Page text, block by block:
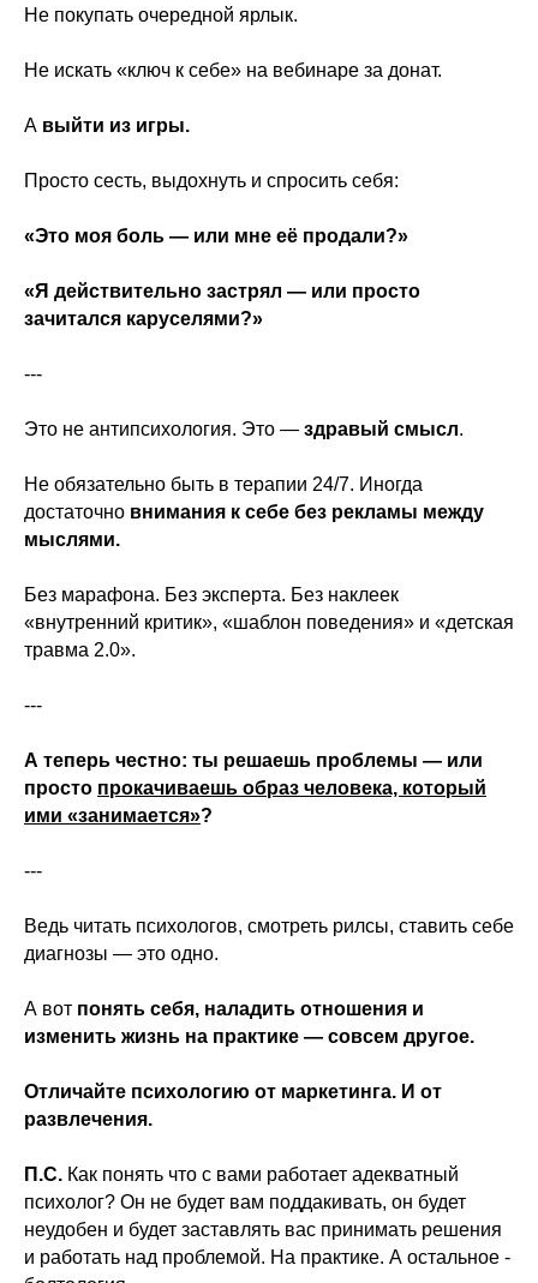
Не покупать очередной ярлык.
Не искать «ключ к себе» на вебинаре за донат.
А выйти из игры.
Просто сесть, выдохнуть и спросить себя:
«Это моя боль — или мне её продали?»
«Я действительно застрял — или просто
зачитался каруселями?»
---
Это не антипсихология. Это — здравый смысл.
Не обязательно быть в терапии 24/7. Иногда
достаточно внимания к себе без рекламы между
мыслями.
Без марафона. Без эксперта. Без наклеек
«внутренний критик», «шаблон поведения» и «детская
травма 2.0».
---
А теперь честно: ты решаешь проблемы — или
просто прокачиваешь образ человека, который
ими «занимается»?
---
Ведь читать психологов, смотреть рилсы, ставить себе
диагнозы — это одно.
А вот понять себя, наладить отношения и
изменить жизнь на практике — совсем другое.
Отличайте психологию от маркетинга. И от
развлечения.
П.С. Как понять что с вами работает адекватный
психолог? Он не будет вам поддакивать, он будет
неудобен и будет заставлять вас принимать решения
и работать над проблемой. На практике. А остальное -